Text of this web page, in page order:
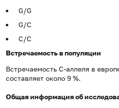
G/G
G/С
С/С
Встречаемость в популяции
Встречаемость С-аллеля в
составляет около 9 %.
Общая информация об